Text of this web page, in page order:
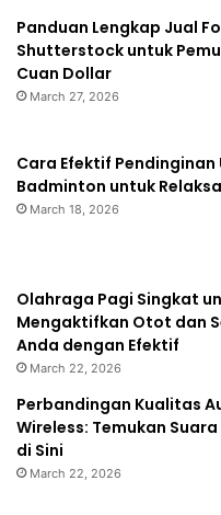
Panduan Lengkap Jual
Shutterstock untuk
Cuan Dollar
March 27, 2026
Cara Efektif Pendinginan
Badminton untuk
March 18, 2026
Olahraga Pagi Singkat
Mengaktifkan Otot dan
Anda dengan Efektif
March 22, 2026
Perbandingan Kualitas
Wireless: Temukan
di Sini
March 22, 2026